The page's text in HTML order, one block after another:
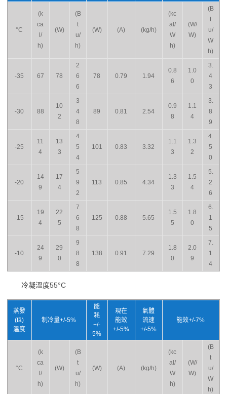
°C
(k
ca
l/
h)
(W)
(B
t
u/
h)
(W) (A) (kg/h)
(kc
al/
W
h)
(W/
W)
(B
t
u/
W
h)
-35 67 78
2
6
6
78 0.79 1.94
0.8
6
1.0
0
3.
4
3
-30 88
10
2
3
4
8
89 0.81 2.54
0.9
8
1.1
4
3.
8
9
-25
11
4
13
3
4
5
4
101 0.83 3.32
1.1
3
1.3
2
4.
5
0
-20
14
9
17
4
5
9
2
113 0.85 4.34
1.3
3
1.5
4
5.
2
6
-15
19
4
22
5
7
6
8
125 0.88 5.65
1.5
5
1.8
0
6.
1
5
-10
24
9
29
0
9
8
8
138 0.91 7.29
1.8
0
2.0
9
7.
1
4
冷凝溫度55°C
蒸發
(fā)
溫度
制冷量+/-5%
能
耗
+/-
5%
現在
能效
+/-5%
氣體
流速
+/-5%
能效+/-7%
°C
(k
ca
l/
h)
(W)
(B
t
u/
h)
(W) (A) (kg/h)
(kc
al/
W
h)
(W/
W)
(B
t
u/
W
h)